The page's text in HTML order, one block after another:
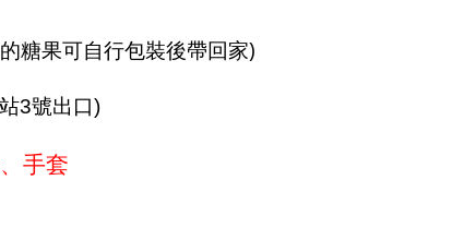
糖果可自行包裝後帶回家)
3號出口)
手套